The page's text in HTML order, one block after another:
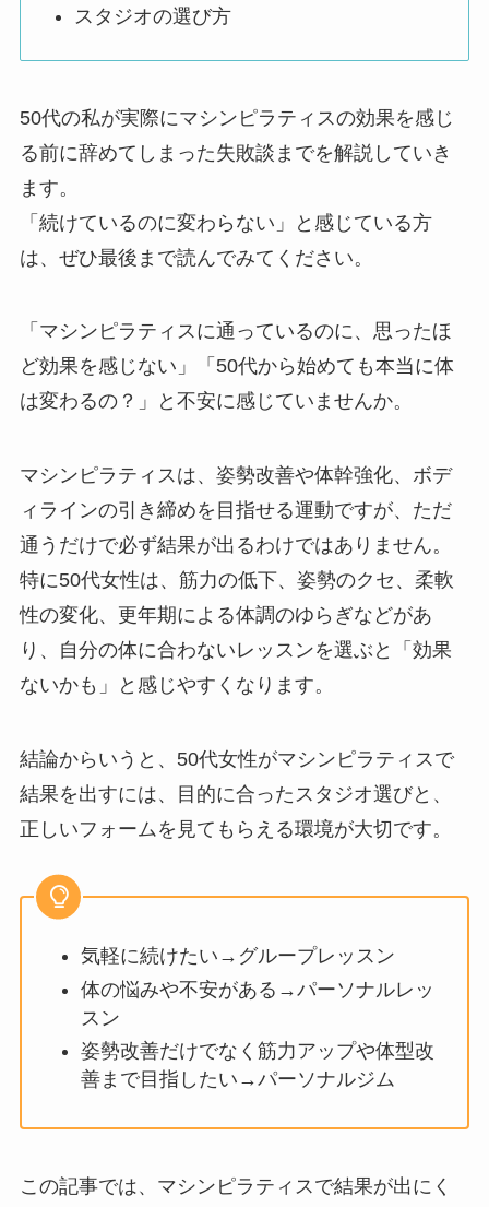
スタジオの選び方
50代の私が実際にマシンピラティスの効果を感じ
る前に辞めてしまった失敗談までを解説していき
ます。
「続けているのに変わらない」と感じている方
は、ぜひ最後まで読んでみてください。
「マシンピラティスに通っているのに、思ったほ
ど効果を感じない」「50代から始めても本当に体
は変わるの？」と不安に感じていませんか。
マシンピラティスは、姿勢改善や体幹強化、ボデ
ィラインの引き締めを目指せる運動ですが、ただ
通うだけで必ず結果が出るわけではありません。
特に50代女性は、筋力の低下、姿勢のクセ、柔軟
性の変化、更年期による体調のゆらぎなどがあ
り、自分の体に合わないレッスンを選ぶと「効果
ないかも」と感じやすくなります。
結論からいうと、50代女性がマシンピラティスで
結果を出すには、目的に合ったスタジオ選びと、
正しいフォームを見てもらえる環境が大切です。
気軽に続けたい→グループレッスン
体の悩みや不安がある→パーソナルレッ
スン
姿勢改善だけでなく筋力アップや体型改
善まで目指したい→パーソナルジム
この記事では、マシンピラティスで結果が出にく